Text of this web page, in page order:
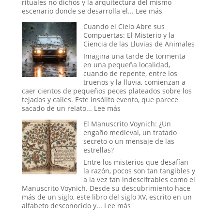
rituales no dichos y la arquitectura del mismo
escenario donde se desarrolla el... Lee más:
Poder
y
la
Reconfiguración
del
Orden
Global
en
la
Cuando el Cielo Abre sus
Compuertas: El Misterio y la
Ciencia de las Lluvias de Animales
Imagina una tarde de tormenta
en una pequeña localidad,
cuando de repente, entre los
truenos y la lluvia, comienzan a
caer cientos de pequeños peces plateados sobre los
tejados y calles. Este insólito evento, que parece
sacado de un relato... Lee más:
el
Cielo
Abre
Compuertas:
El
Misterio
y
la
Ciencia
El Manuscrito Voynich: ¿Un
engaño medieval, un tratado
secreto o un mensaje de las
estrellas?
Entre los misterios que desafían
la razón, pocos son tan tangibles y
a la vez tan indescifrables como el
Manuscrito Voynich. Desde su descubrimiento hace
más de un siglo, este libro del siglo XV, escrito en un
alfabeto desconocido y... Lee más: